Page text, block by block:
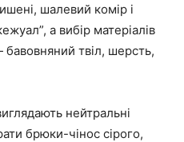
шалевий комір і
а вибір матеріалів
твіл, шерсть,
нейтральні
брюки-чінос сірого,